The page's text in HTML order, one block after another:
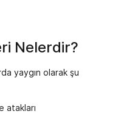
Nelerdir?
yaygın olarak şu
atakları